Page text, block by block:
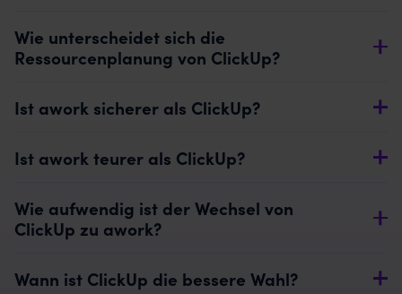
Wie unterscheidet sich die
Ressourcenplanung von ClickUp?
Ist awork sicherer als ClickUp?
Ist awork teurer als ClickUp?
Wie aufwendig ist der Wechsel von
ClickUp zu awork?
Wann ist ClickUp die bessere Wahl?